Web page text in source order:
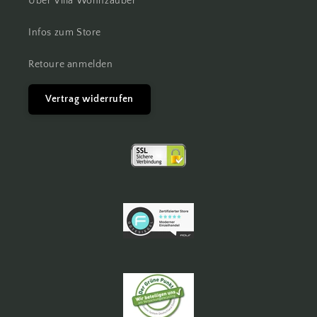
Infos zum Store
Retoure anmelden
Vertrag widerrufen